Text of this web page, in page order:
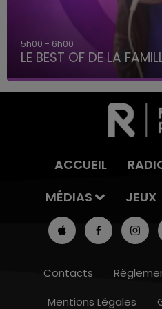
6h00 - 10h00
La Famille
ACCUEIL
MÉDIAS
JEUX
Contacts
Mentions Légales